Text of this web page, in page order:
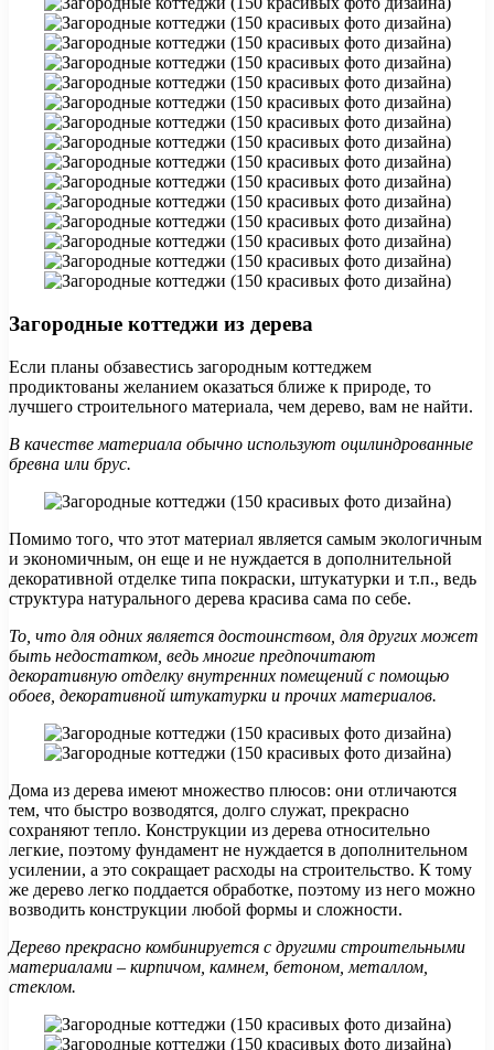
Загородные коттеджи из дерева
Если планы обзавестись загородным коттеджем
продиктованы желанием оказаться ближе к природе, то
лучшего строительного материала, чем дерево, вам не найти.
В качестве материала обычно используют оцилиндрованные
бревна или брус.
Помимо того, что этот материал является самым экологичным
и экономичным, он еще и не нуждается в дополнительной
декоративной отделке типа покраски, штукатурки и т.п., ведь
структура натурального дерева красива сама по себе.
То, что для одних является достоинством, для других может
быть недостатком, ведь многие предпочитают
декоративную отделку внутренних помещений с помощью
обоев, декоративной штукатурки и прочих материалов.
Дома из дерева имеют множество плюсов: они отличаются
тем, что быстро возводятся, долго служат, прекрасно
сохраняют тепло. Конструкции из дерева относительно
легкие, поэтому фундамент не нуждается в дополнительном
усилении, а это сокращает расходы на строительство. К тому
же дерево легко поддается обработке, поэтому из него можно
возводить конструкции любой формы и сложности.
Дерево прекрасно комбинируется с другими строительными
материалами – кирпичом, камнем, бетоном, металлом,
стеклом.